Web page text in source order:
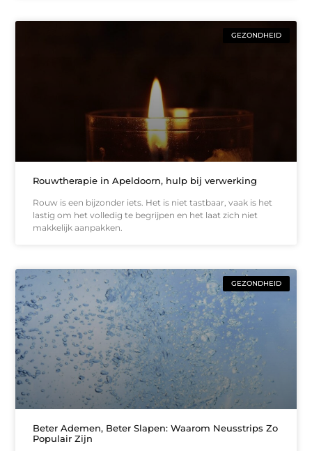
GEZONDHEID
Rouwtherapie in Apeldoorn, hulp bij verwerking
Rouw is een bijzonder iets. Het is niet tastbaar, vaak is het
lastig om het volledig te begrijpen en het laat zich niet
makkelijk aanpakken.
GEZONDHEID
Beter Ademen, Beter Slapen: Waarom Neusstrips Zo
Populair Zijn